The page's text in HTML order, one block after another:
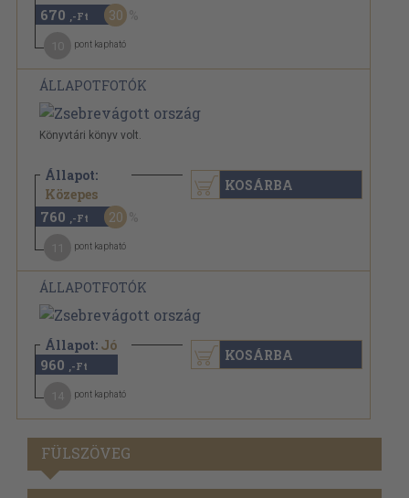
670 ,-Ft 30
pont kapható
ÁLLAPOTFOTÓK
Könyvtári könyv volt.
Állapot:
Közepes
960 Ft
760 ,-Ft 20
pont kapható
KOSÁRBA
ÁLLAPOTFOTÓK
Állapot: Jó
960 ,-Ft
pont kapható
KOSÁRBA
FÜLSZÖVEG